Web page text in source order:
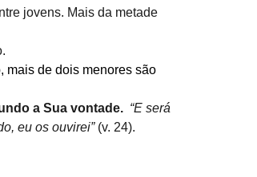
jovens. Mais da metade
mais de dois menores são
a Sua vontade. “E será
eu os ouvirei” (v. 24).